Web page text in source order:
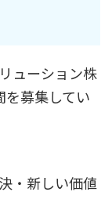
ューション株
を募集してい
・新しい価値